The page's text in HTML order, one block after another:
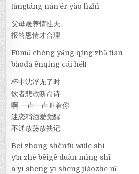
tángtáng nán’ér yào lìzhì
父母晟养情拄天
报答恩情才合理
Fùmǔ chéng yǎng qíng zhǔ tiān
bàodá ēnqíng cái hélǐ
杯中沈浮无了时
饮者悲歌断命诗
啊 一声一声叫着你
迷恋稍酒爱觉醒
不通放荡放袂记
Bēi zhōng shěnfú wúle shí
yǐn zhě bēigē duàn mìng shī
a yī shēng yī shēng jiàozhe nǐ